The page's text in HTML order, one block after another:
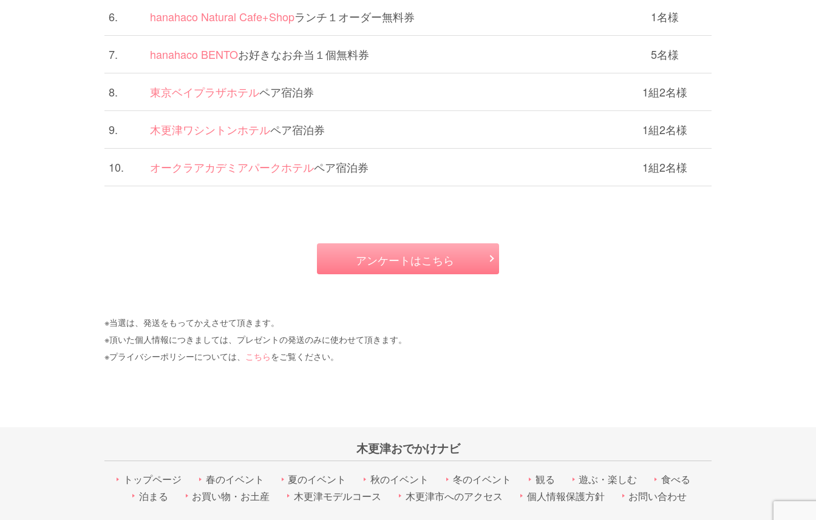
6. hanahaco Natural Cafe+Shopランチ１オーダー無料券 1名様
7. hanahaco BENTOお好きなお弁当１個無料券 5名様
8. 東京ベイプラザホテルペア宿泊券 1組2名様
9. 木更津ワシントンホテルペア宿泊券 1組2名様
10. オークラアカデミアパークホテルペア宿泊券 1組2名様
アンケートはこちら
※当選は、発送をもってかえさせて頂きます。
※頂いた個人情報につきましては、プレゼントの発送のみに使わせて頂きます。
※プライバシーポリシーについては、 こちらをご覧ください。
木更津おでかけナビ
トップページ 春のイベント 夏のイベント 秋のイベント 冬のイベント 観る 遊ぶ・楽しむ
食べる
泊まる
お買い物・お土産 木更津モデルコース 木更津市へのアクセス 個人情報保護方針 お問い合わせ